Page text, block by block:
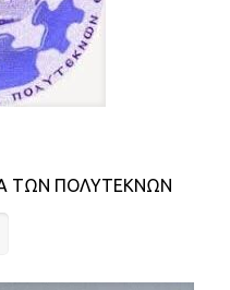
ΤΩΝ ΠΟΛΥΤΕΚΝΩΝ